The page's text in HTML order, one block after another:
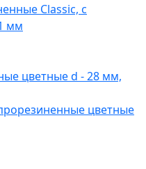
Classic, с
мм
цветные